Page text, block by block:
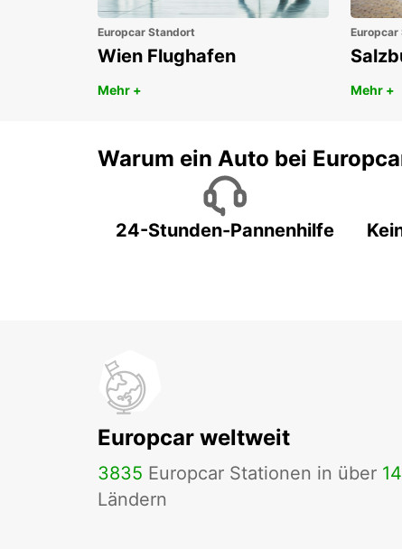
Europcar Standort
Wien Flughafen
Mehr + Mehr +
Warum ein Auto bei
24-Stunden-Pannenhilfe
Europcar weltweit
3835 Europcar Stationen in über
Ländern